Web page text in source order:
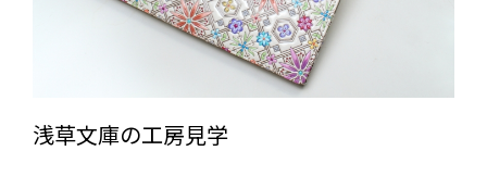
浅草文庫の工房見学